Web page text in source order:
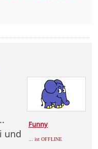
Funny
... ist OFFLINE
und